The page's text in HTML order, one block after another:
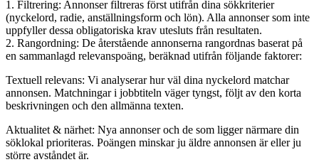
1. Filtrering: Annonser filtreras först utifrån dina sökkriterier
(nyckelord, radie, anställningsform och lön). Alla annonser som inte
uppfyller dessa obligatoriska krav utesluts från resultaten.
2. Rangordning: De återstående annonserna rangordnas baserat på
en sammanlagd relevanspoäng, beräknad utifrån följande faktorer:
Textuell relevans: Vi analyserar hur väl dina nyckelord matchar
annonsen. Matchningar i jobbtiteln väger tyngst, följt av den korta
beskrivningen och den allmänna texten.
Aktualitet & närhet: Nya annonser och de som ligger närmare din
söklokal prioriteras. Poängen minskar ju äldre annonsen är eller ju
större avståndet är.